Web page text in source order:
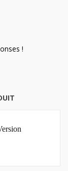
!